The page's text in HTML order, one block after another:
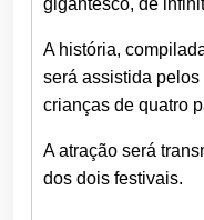
gigantesco, de
A história,
será assistida
crianças de quatro
A atração será
dos dois festivais.